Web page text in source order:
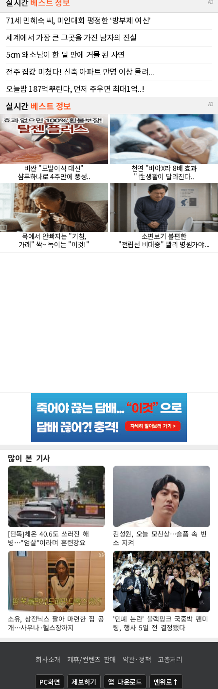
많이 본 기사
[단독]체온 40.6도 쓰러진 해
병…"엄살"이라며 훈련강요
김성원, 오늘 모친상…슬픔 속 빈
소 지켜
소유, 삼전닉스 팔아 마련한 집 공
개…사우나·헬스장까지
'민폐 논란' 블랙핑크 국중박 팬미
팅, 행사 5일 전 결정됐다
회사소개 제휴/컨텐츠 판매 약관·정책 고충처리
PC화면 제보하기 앱 다운로드 맨위로↑